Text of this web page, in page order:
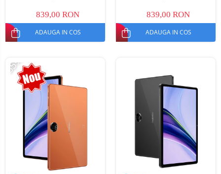
SIM
839,00 RON
ADAUGA IN COS
SIM
839,00 RON
ADAUGA IN COS
-35%